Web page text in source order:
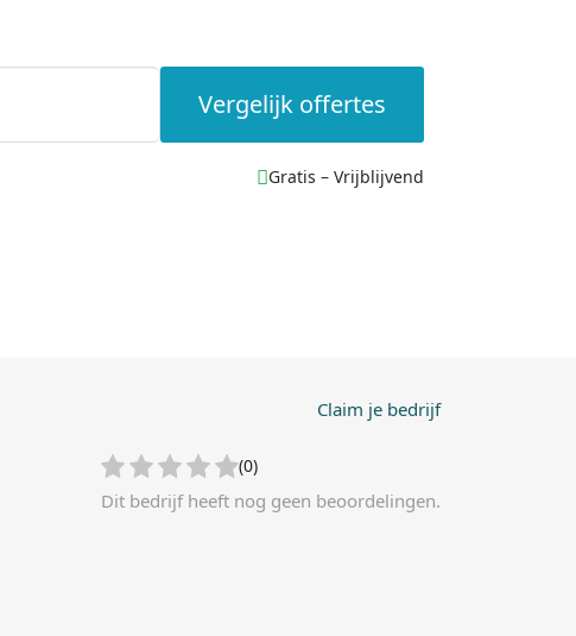
Vergelijk offertes
Gratis – Vrijblijvend
Claim je bedrijf
(0)
Dit bedrijf heeft nog geen beoordelingen.